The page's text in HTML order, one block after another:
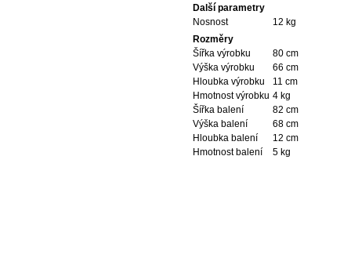
Další parametry
Nosnost
12 kg
Rozměry
Šířka výrobku
80 cm
Výška výrobku
66 cm
Hloubka výrobku
11 cm
Hmotnost výrobku 4 kg
Šířka balení
82 cm
Výška balení
68 cm
Hloubka balení
12 cm
Hmotnost balení
5 kg